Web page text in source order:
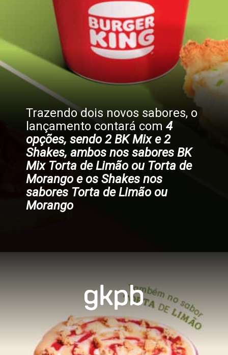
Trazendo dois novos sabores, o
lançamento contará com4
opções, sendo 2 BK Mix e 2
Shakes, ambos nos sabores BK
Mix Torta de Limão ou Torta de
Morango e os Shakes nos
sabores Torta de Limão ou
Morango